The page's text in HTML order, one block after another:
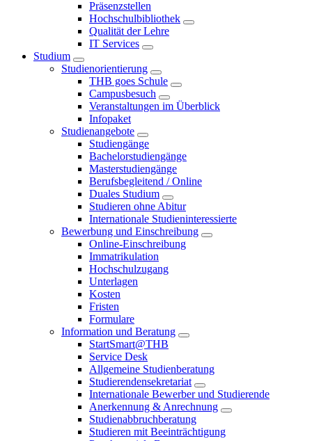
Präsenzstellen
Hochschulbibliothek
Qualität der Lehre
IT Services
Studium
Studienorientierung
THB goes Schule
Campusbesuch
Veranstaltungen im Überblick
Infopaket
Studienangebote
Studiengänge
Bachelorstudiengänge
Masterstudiengänge
Berufsbegleitend / Online
Duales Studium
Studieren ohne Abitur
Internationale Studieninteressierte
Bewerbung und Einschreibung
Online-Einschreibung
Immatrikulation
Hochschulzugang
Unterlagen
Kosten
Fristen
Formulare
Information und Beratung
StartSmart@THB
Service Desk
Allgemeine Studienberatung
Studierendensekretariat
Internationale Bewerber und Studierende
Anerkennung & Anrechnung
Studienabbruchberatung
Studieren mit Beeinträchtigung